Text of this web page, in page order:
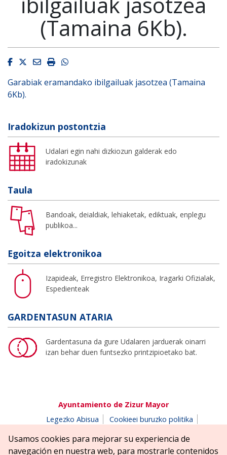
(Tamaina 6Kb).
Facebook
Twitter
EmailImprimirWhatsapp
Garabiak eramandako ibilgailuak jasotzea (Tamaina
6Kb).
Iradokizun postontzia
Udalari egin nahi dizkiozun galderak edo
iradokizunak
Taula
Bandoak, deialdiak, lehiaketak, ediktuak, enplegu
publikoa...
Egoitza elektronikoa
Izapideak, Erregistro Elektronikoa, Iragarki Ofizialak,
Espedienteak
GARDENTASUN ATARIA
Gardentasuna da gure Udalaren jarduerak oinarri
izan behar duen funtsezko printzipioetako bat.
Ayuntamiento de Zizur Mayor
Legezko Abisua
Cookieei buruzko politika
Salaketen postontzia
Usamos cookies para mejorar su experiencia de
navegación en nuestra web, para mostrarle contenidos